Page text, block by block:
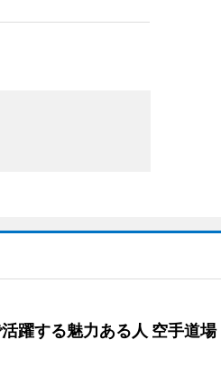
躍する魅力ある人 空手道場